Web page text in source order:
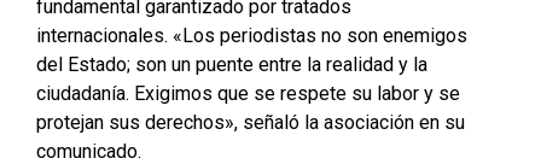
fundamental garantizado por tratados
internacionales. «Los periodistas no son enemigos
del Estado; son un puente entre la realidad y la
ciudadanía. Exigimos que se respete su labor y se
protejan sus derechos», señaló la asociación en su
comunicado.